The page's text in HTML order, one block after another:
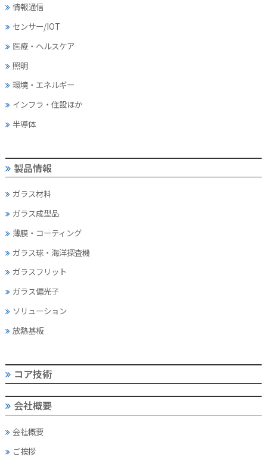
情報通信
センサー/IOT
医療・ヘルスケア
照明
環境・エネルギー
インフラ・住設ほか
半導体
製品情報
ガラス材料
ガラス成型品
薄膜・コーティング
ガラス球・海洋探査機
ガラスフリット
ガラス偏光子
ソリューション
放熱基板
コア技術
会社概要
会社概要
ご挨拶